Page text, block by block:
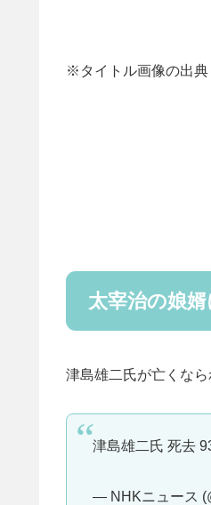
※タイトル画像の出典
太宰治の娘
津島雄二氏が亡くな
津島雄二氏 死去
— NHKニュース